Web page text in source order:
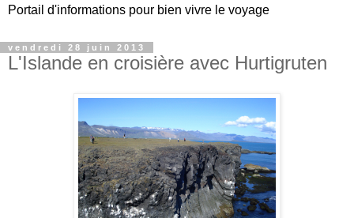
Portail d'informations pour bien vivre le voyage
vendredi 28 juin 2013
L'Islande en croisière avec Hurtigruten